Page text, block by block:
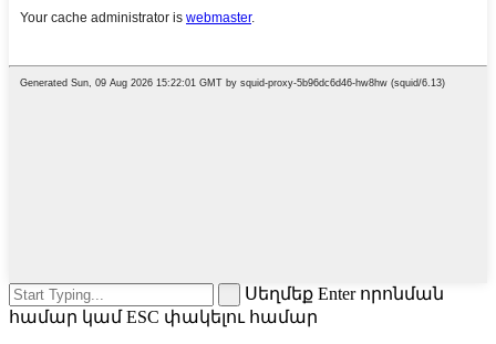
Սեղմեք Enter որոնման
համար կամ ESC փակելու համար